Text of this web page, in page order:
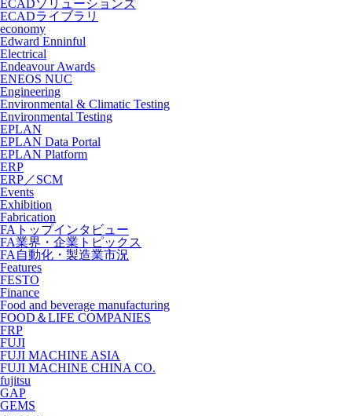
ECADソリューションズ
ECADライブラリ
economy
Edward Enninful
Electrical
Endeavour Awards
ENEOS NUC
Engineering
Environmental & Climatic Testing
Environmental Testing
EPLAN
EPLAN Data Portal
EPLAN Platform
ERP
ERP／SCM
Events
Exhibition
Fabrication
FAトップインタビュー
FA業界・企業トピックス
FA自動化・製造業市況
Features
FESTO
Finance
Food and beverage manufacturing
FOOD＆LIFE COMPANIES
FRP
FUJI
FUJI MACHINE ASIA
FUJI MACHINE CHINA CO.
fujitsu
GAP
GEMS